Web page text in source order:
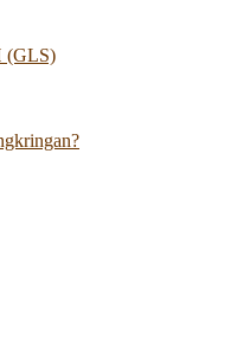
(GLS)